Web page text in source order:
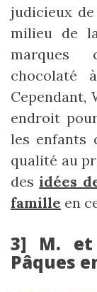
judicieux
milieu de
marques
chocolaté
Cependant,
endroit
les enfants
qualité au
desidées
famille en
3] M. et
Pâques